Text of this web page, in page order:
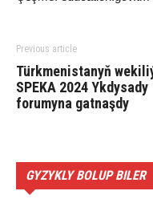
Previous article
Türkmenistanyň
SPEKA 2024 Ykdysady
forumyna gatnaşdy
GYZYKLY BOLUP BILER